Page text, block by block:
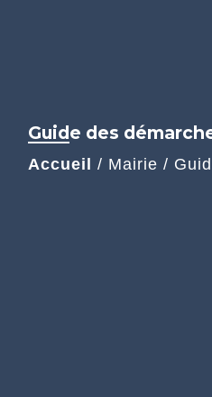
Guide des
Accueil / Mairie /